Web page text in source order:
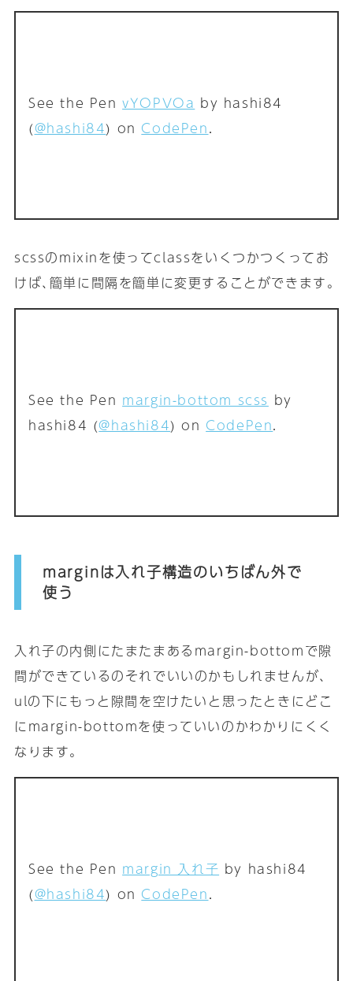
See the PenvYOPVOa by hashi84
(@hashi84) on CodePen.
scssのmixinを使ってclassをいくつかつくってお
けば､簡単に間隔を簡単に変更することができます｡
See the Pen margin-bottom scss by
hashi84 (@hashi84) on CodePen.
marginは入れ子構造のいちばん外で
使う
入れ子の内側にたまたまあるmargin-bottomで隙
間ができているのそれでいいのかもしれませんが､
ulの下にもっと隙間を空けたいと思ったときにどこ
にmargin-bottomを使っていいのかわかりにくく
なります｡
See the Pen margin 入れ子 by hashi84
(@hashi84) on CodePen.